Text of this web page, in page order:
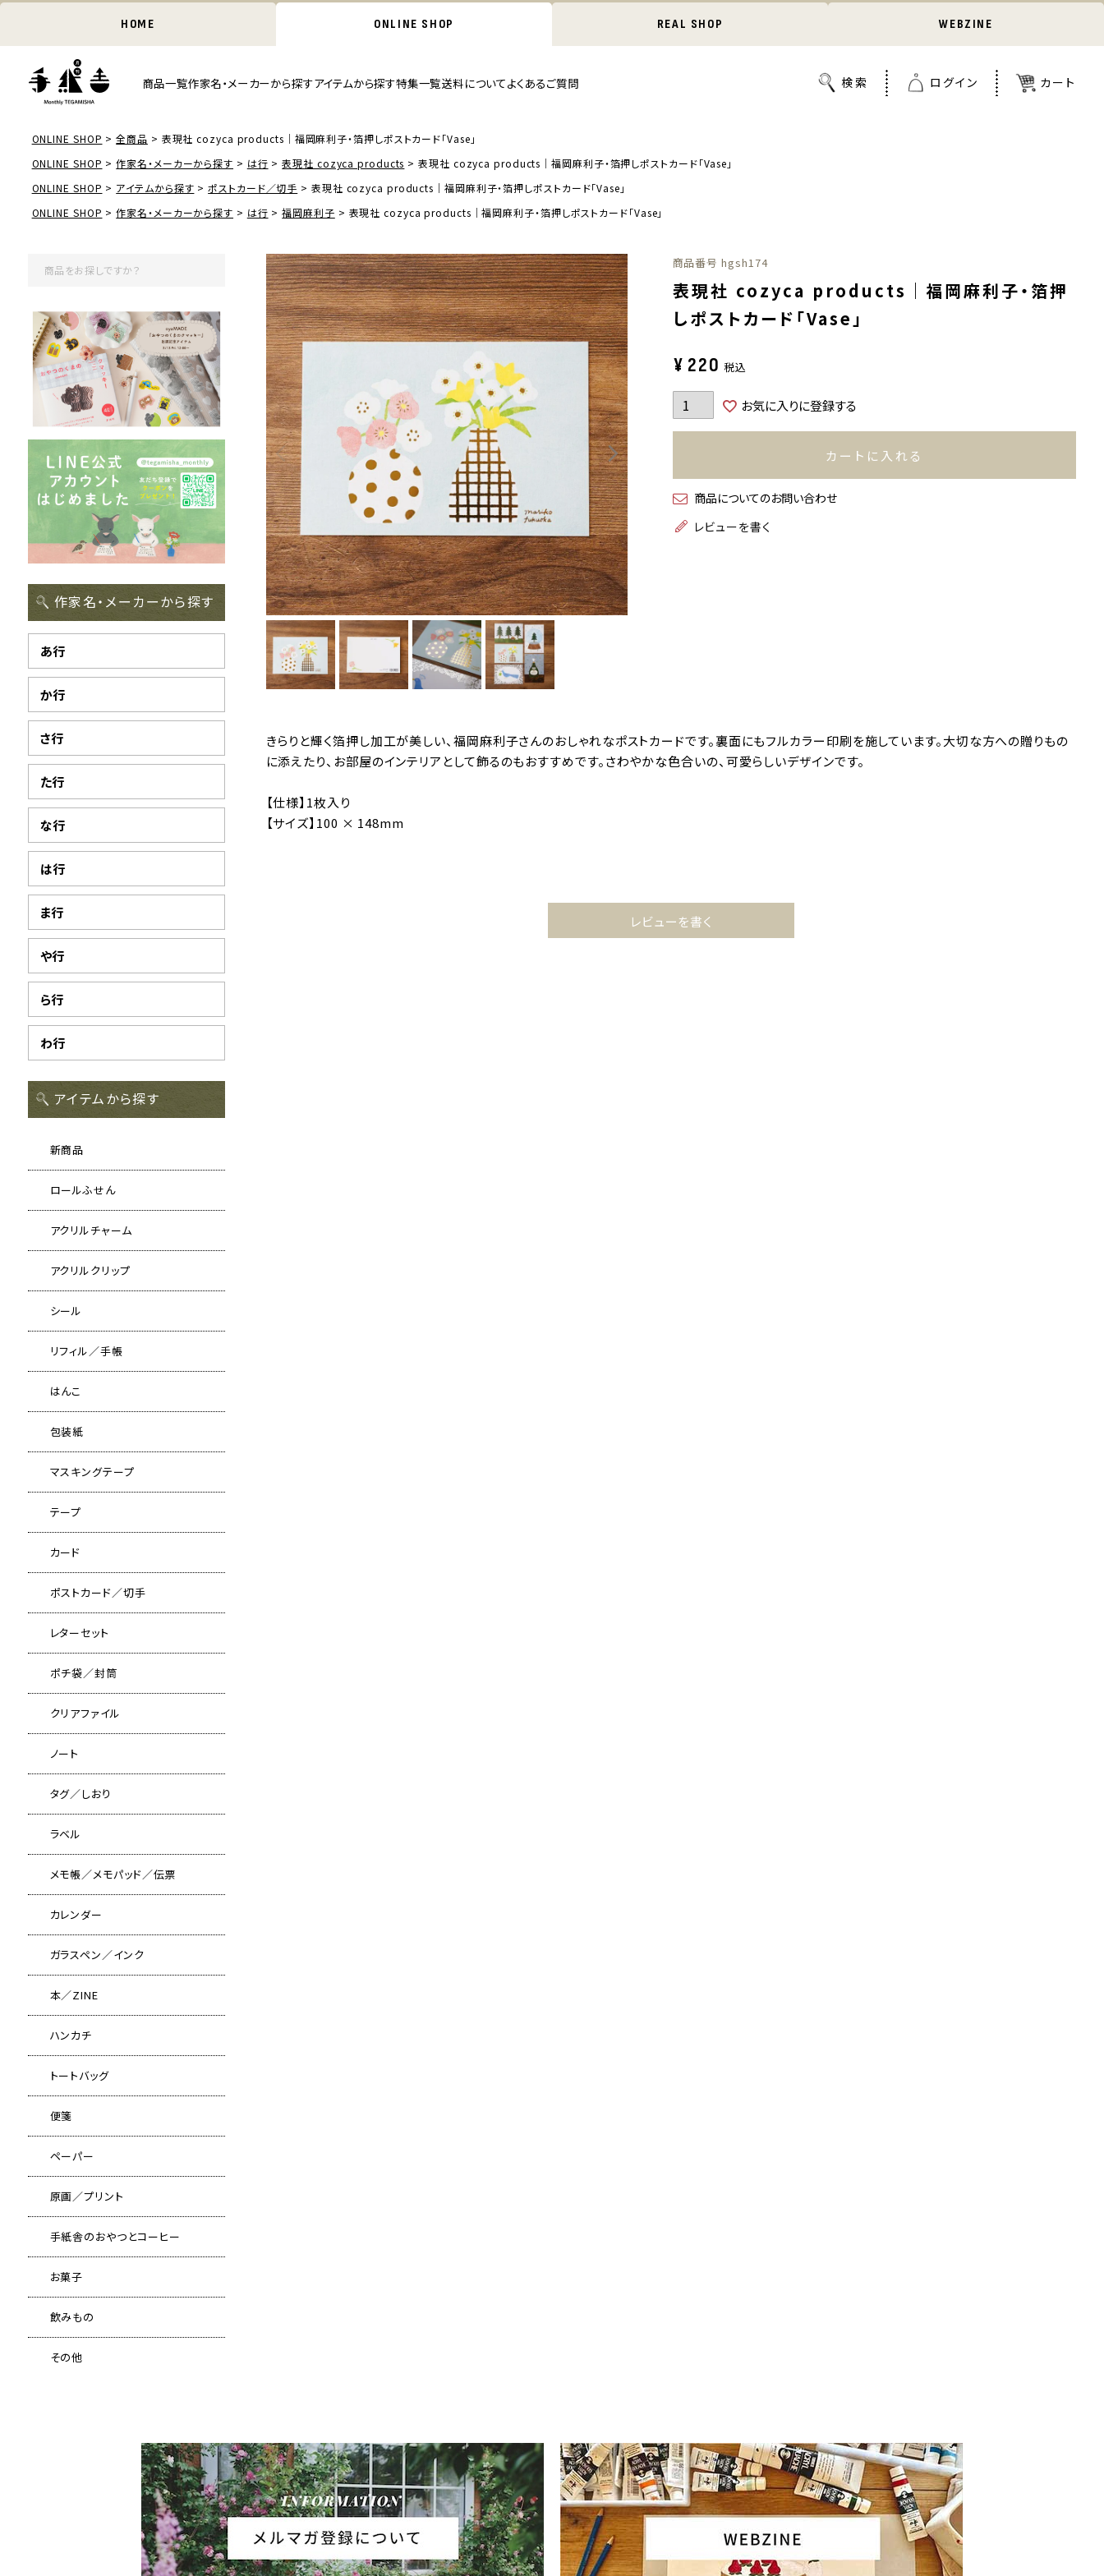
HOME ONLINE SHOP REAL SHOP WEBZINE
商品一覧作家名・メーカーから探すアイテムから探す特集一覧送料についてよくあるご質問
ONLINE SHOP 全商品
表現社 cozyca products｜福岡麻利子・箔押しポストカード「Vase」
ONLINE SHOP
作家名・メーカーから探す は行 表現社 cozyca products
表現社 cozyca products｜福岡麻利子・箔押しポストカード「Vase」
ONLINE SHOP
アイテムから探す ポストカード／切手
表現社 cozyca products｜福岡麻利子・箔押しポストカード「Vase」
ONLINE SHOP
作家名・メーカーから探す は行 福岡麻利子 表現社 cozyca products｜福岡麻利子・箔押しポストカード「Vase」
作家名・メーカーから探す
あ行
か行
さ行
た行
な行
は行
ま行
や行
ら行
わ行
アイテムから探す
新商品
ロールふせん
アクリルチャーム
アクリルクリップ
シール
リフィル／手帳
はんこ
包装紙
マスキングテープ
テープ
カード
ポストカード／切手
レターセット
ポチ袋／封筒
クリアファイル
ノート
タグ／しおり
ラベル
メモ帳／メモパッド／伝票
カレンダー
ガラスペン／インク
本／ZINE
ハンカチ
トートバッグ
便箋
ペーパー
原画／プリント
手紙舎のおやつとコーヒー
お菓子
飲みもの
その他
商品番号 hgsh174
表現社 cozyca products｜福岡麻利子・箔押
しポストカード「Vase」
¥ 220 税込
お気に入りに登録する
カートに入れる
商品についてのお問い合わせ
レビューを書く
きらりと輝く箔押し加工が美しい、福岡麻利子さんのおしゃれなポストカードです。裏面にもフルカラー印刷を施しています。大切な方への贈りもの
に添えたり、お部屋のインテリアとして飾るのもおすすめです。さわやかな色合いの、可愛らしいデザインです。
【仕様】1枚入り
【サイズ】100 × 148mm
レビューを書く